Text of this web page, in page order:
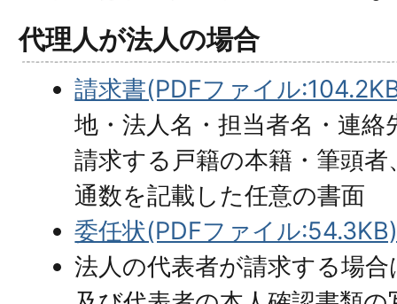
代理人が法人の場合
請求書(PDFファイル
地・法人名・担当者名・連
請求する戸籍の本籍・筆頭
通数を記載した任意の書面
委任状(PDFファイル
法人の代表者が請求する場